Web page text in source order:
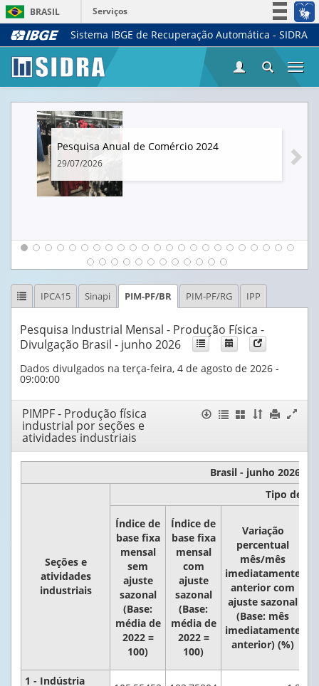
BRASIL
Serviços
Simplifique!
Acesso à informação
Sistema IBGE de Recuperação Automática - SIDRA
Pesquisa Anual de Comércio 2024
29/07/2026
IPCA15 Sinapi PIM-PF/BR PIM-PF/RG IPP
Pesquisa Industrial Mensal - Produção Física -
Divulgação Brasil - junho 2026
Dados divulgados na terça-feira, 4 de agosto de 2026 -
09:00:00
Janela
Exportar
ListarMostrar
Ordenar
Imprimir
PIMPF - Produção física
industrial por seções e
atividades industriais
Brasil - junho 2026
Seções e
atividades
industriais
Tipo de
Índice de
base fixa
mensal
sem
ajuste
sazonal
(Base:
média de
2022 =
100)
Índice de
base fixa
mensal
com
ajuste
sazonal
(Base:
média de
2022 =
100)
Variação
percentual
mês/mês
imediatamente
anterior com
ajuste sazonal
(Base: mês
imediatamente
anterior) (%)
1 - Indústria